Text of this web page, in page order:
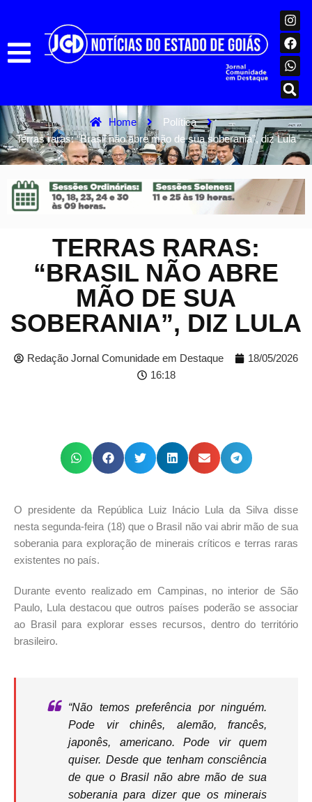
Home
Política
Terras raras: “Brasil não abre mão de sua soberania”, diz Lula
TERRAS RARAS:
“BRASIL NÃO ABRE
MÃO DE SUA
SOBERANIA”, DIZ LULA
Redação Jornal Comunidade em Destaque
18/05/2026
16:18
O presidente da República Luiz Inácio Lula da Silva disse
nesta segunda-feira (18) que o Brasil não vai abrir mão de sua
soberania para exploração de minerais críticos e terras raras
existentes no país.
Durante evento realizado em Campinas, no interior de São
Paulo, Lula destacou que outros países poderão se associar
ao Brasil para explorar esses recursos, dentro do território
brasileiro.
“Não temos preferência por ninguém.
Pode vir chinês, alemão, francês,
japonês, americano. Pode vir quem
quiser. Desde que tenham consciência
de que o Brasil não abre mão de sua
soberania para dizer que os minerais